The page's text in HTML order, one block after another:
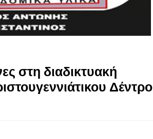
στη διαδικτυακή
Δέντρο